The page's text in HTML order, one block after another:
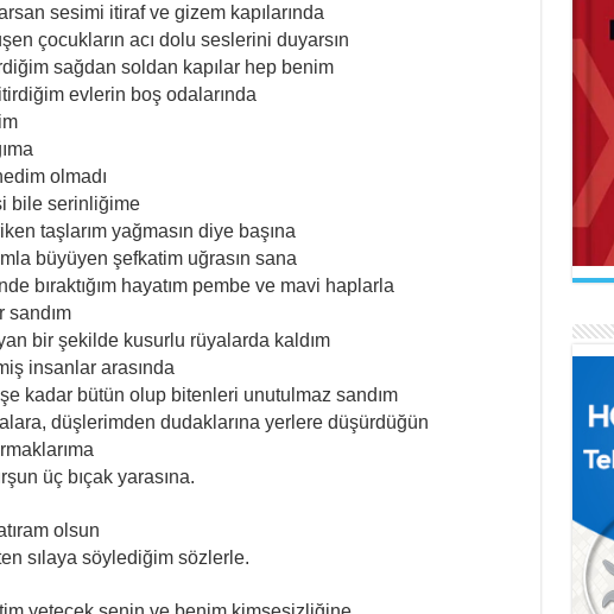
sesimi itiraf ve gizem kapılarında
çocukların acı dolu seslerini duyarsın
sağdan soldan kapılar hep benim
evlerin boş odalarında
olmadı
bile serinliğime
taşlarım yağmasın diye başına
büyüyen şefkatim uğrasın sana
bıraktığım hayatım pembe ve mavi haplarla
sandım
bir şekilde kusurlu rüyalarda kaldım
insanlar arasında
kadar bütün olup bitenleri unutulmaz sandım
düşlerimden dudaklarına yerlere düşürdüğün
üç bıçak yarasına.
olsun
sılaya söylediğim sözlerle.
Ne